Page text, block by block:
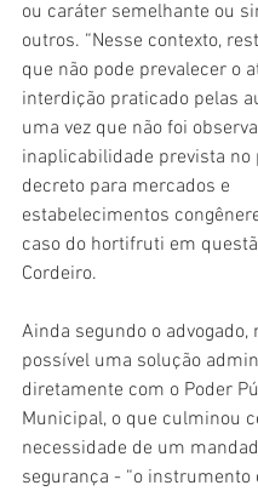
ou caráter semelhante ou
outros. “Nesse contexto,
que não pode prevalecer o
interdição praticado pelas
uma vez que não foi
inaplicabilidade prevista no
decreto para mercados e
estabelecimentos
caso do hortifruti em
Cordeiro.
Ainda segundo o advogado,
possível uma solução
diretamente com o Poder
Municipal, o que culminou
necessidade de um
segurança - “o instrumento